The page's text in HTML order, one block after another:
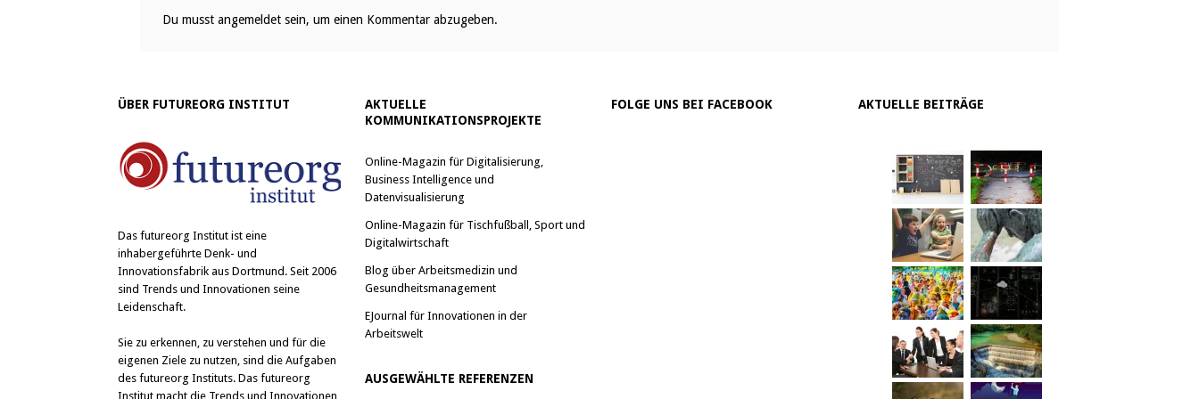
Du musst angemeldet sein, um einen Kommentar abzugeben.
ÜBER FUTUREORG INSTITUT
Das futureorg Institut ist eine
inhabergeführte Denk- und
Innovationsfabrik aus Dortmund. Seit 2006
sind Trends und Innovationen seine
Leidenschaft.
Sie zu erkennen, zu verstehen und für die
eigenen Ziele zu nutzen, sind die Aufgaben
des futureorg Instituts. Das futureorg
Institut macht die Trends und Innovationen
AKTUELLE
KOMMUNIKATIONSPROJEKTE
Online-Magazin für Digitalisierung,
Business Intelligence und
Datenvisualisierung
Online-Magazin für Tischfußball, Sport und
Digitalwirtschaft
Blog über Arbeitsmedizin und
Gesundheitsmanagement
EJournal für Innovationen in der
Arbeitswelt
AUSGEWÄHLTE REFERENZEN
FOLGE UNS BEI FACEBOOK AKTUELLE BEITRÄGE